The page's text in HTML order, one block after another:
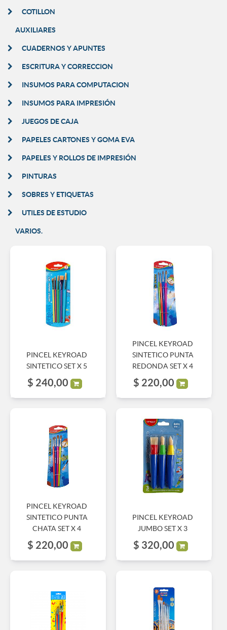
COTILLON
AUXILIARES
CUADERNOS Y APUNTES
ESCRITURA Y CORRECCION
INSUMOS PARA COMPUTACION
INSUMOS PARA IMPRESIÓN
JUEGOS DE CAJA
PAPELES CARTONES Y GOMA EVA
PAPELES Y ROLLOS DE IMPRESIÓN
PINTURAS
SOBRES Y ETIQUETAS
UTILES DE ESTUDIO
VARIOS.
PINCEL KEYROAD
SINTETICO SET X 5
$ 240,00
PINCEL KEYROAD
SINTETICO PUNTA
REDONDA SET X 4
$ 220,00
PINCEL KEYROAD
SINTETICO PUNTA
CHATA SET X 4
$ 220,00
PINCEL KEYROAD
JUMBO SET X 3
$ 320,00